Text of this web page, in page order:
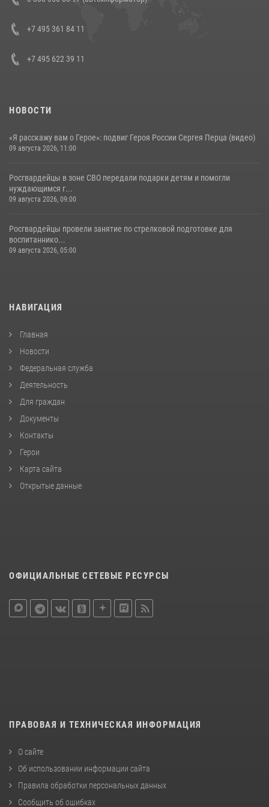
генерала армии Виктора Золотова с заместителем полномочного
представителя Президента Российской Федерации в Северо-
Кавказском федеральном округе Виталием Кузнецовым
+7 495 361 84 11
+7 495 622 39 11
НОВОСТИ
«Я расскажу вам о Герое»: подвиг Героя России Сергея Перца (видео)
09 августа 2026, 11:00
Росгвардейцы в зоне СВО передали подарки детям и помогли
нуждающимся г...
09 августа 2026, 09:00
Росгвардейцы провели занятие по стрелковой подготовке для
воспитаннико...
09 августа 2026, 05:00
НАВИГАЦИЯ
Главная
Новости
Федеральная служба
Деятельность
Для граждан
Документы
Контакты
Герои
Карта сайта
Открытые данные
ОФИЦИАЛЬНЫЕ СЕТЕВЫЕ РЕСУРСЫ
ПРАВОВАЯ И ТЕХНИЧЕСКАЯ ИНФОРМАЦИЯ
О сайте
Об использовании информации сайта
Правила обработки персональных данных
Сообщить об ошибках